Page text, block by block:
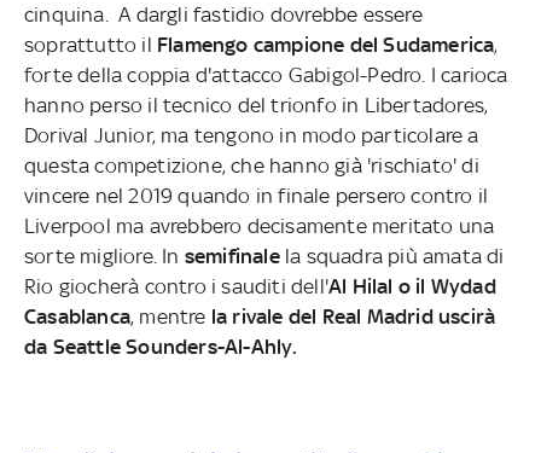
cinquina. A dargli fastidio dovrebbe essere
soprattutto il Flamengo campione del Sudamerica,
forte della coppia d'attacco Gabigol-Pedro. I carioca
hanno perso il tecnico del trionfo in Libertadores,
Dorival Junior, ma tengono in modo particolare a
questa competizione, che hanno già 'rischiato' di
vincere nel 2019 quando in finale persero contro il
Liverpool ma avrebbero decisamente meritato una
sorte migliore. In semifinalela squadra più amata di
Rio giocherà contro i sauditi dell'Al Hilal o il Wydad
Casablanca, mentre la rivale del Real Madrid uscirà
da Seattle Sounders-Al-Ahly.